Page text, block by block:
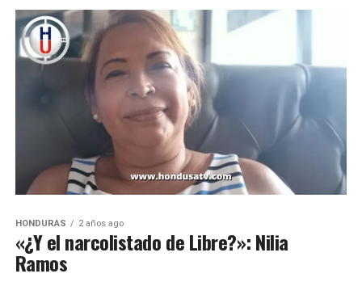
HONDURAS 2 años ago
«¿Y el narcolistado de Libre?»: Nilia
Ramos